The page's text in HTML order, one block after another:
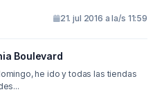
21. jul 2016 a la/s 11:59
Boulevard
las tiendas